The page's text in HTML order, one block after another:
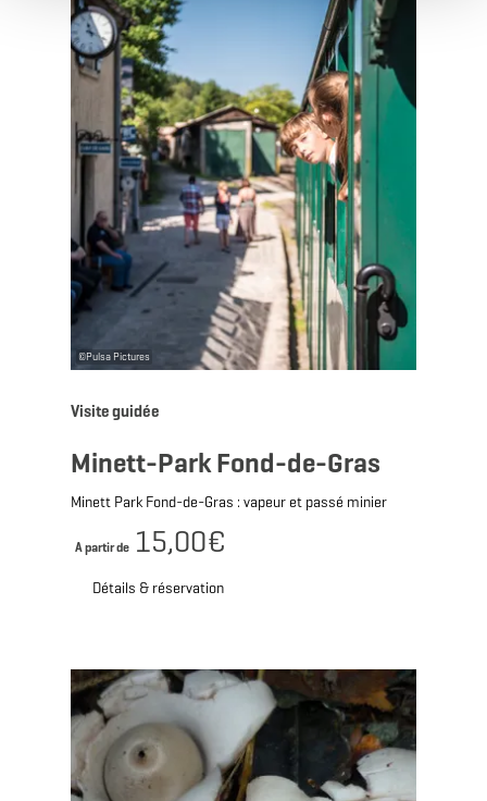
©Pulsa Pictures
Visite guidée
Minett-Park Fond-de-Gras
Minett Park Fond-de-Gras : vapeur et passé minier
Détails & réservation
A partir de 15,00€